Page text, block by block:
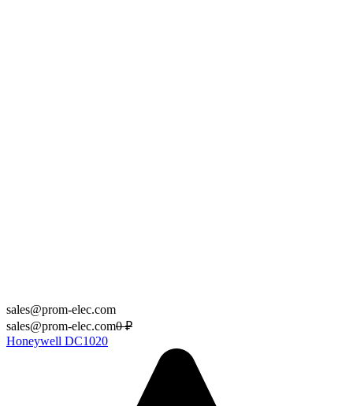
sales@prom-elec.com
sales@prom-elec.com0 ₽
Honeywell DC1020